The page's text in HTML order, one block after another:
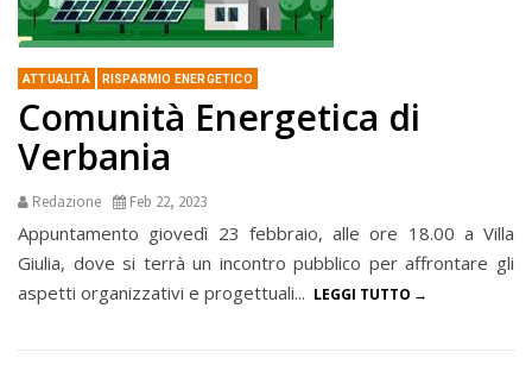
ATTUALITÀ RISPARMIO ENERGETICO
Comunità Energetica di
Verbania
Redazione Feb 22, 2023
Appuntamento giovedì 23 febbraio, alle ore 18.00 a Villa
Giulia, dove si terrà un incontro pubblico per affrontare gli
aspetti organizzativi e progettuali... LEGGI TUTTO